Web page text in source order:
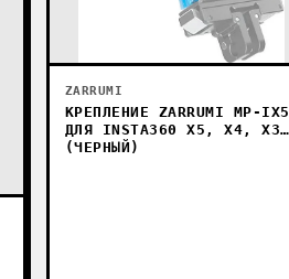
ZARRUMI
КРЕПЛЕНИЕ ZARRUMI MP-IX5
ДЛЯ INSTA360 X5, X4, X3
(ЧЕРНЫЙ)